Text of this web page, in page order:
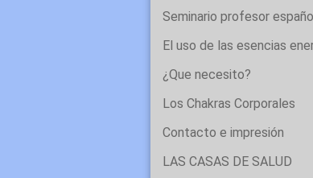
Seminario profesor
El uso de las esencias
¿Que necesito?
Los Chakras Corporales
Contacto e impresión
LAS CASAS DE SALUD